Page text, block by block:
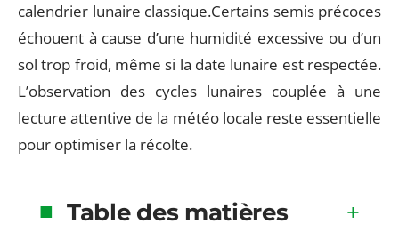
calendrier lunaire classique.Certains semis précoces
échouent à cause d’une humidité excessive ou d’un
sol trop froid, même si la date lunaire est respectée.
L’observation des cycles lunaires couplée à une
lecture attentive de la météo locale reste essentielle
pour optimiser la récolte.
Table des matières